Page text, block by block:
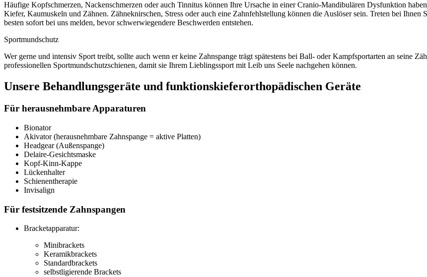
Häufige Kopfschmerzen, Nackenschmerzen oder auch Tinnitus können Ihre Ursache in einer Cranio-Mandibulären Dysfunktion
Kiefer, Kaumuskeln und Zähnen. Zähneknirschen, Stress oder auch eine Zahnfehlstellung können die Auslöser sein. Treten bei
besten sofort bei uns melden, bevor schwerwiegendere Beschwerden entstehen.
Sportmundschutz
Wer gerne und intensiv Sport treibt, sollte auch wenn er keine Zahnspange trägt spätestens bei Ball- oder Kampfsportarten an seine
professionellen Sportmundschutzschienen, damit sie Ihrem Lieblingssport mit Leib uns Seele nachgehen können.
Unsere Behandlungsgeräte und funktionskieferorthopädischen Geräte
Für herausnehmbare Apparaturen
Bionator
Akivator (herausnehmbare Zahnspange = aktive Platten)
Headgear (Außenspange)
Delaire-Gesichtsmaske
Kopf-Kinn-Kappe
Lückenhalter
Schienentherapie
Invisalign
Für festsitzende Zahnspangen
Bracketapparatur:
Minibrackets
Keramikbrackets
Standardbrackets
selbstligierende Brackets